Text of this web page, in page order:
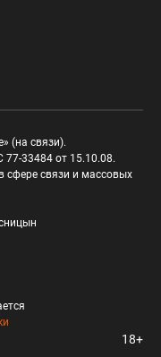
(на связи).
33484 от 15.10.08.
сфере связи и массовых
18+